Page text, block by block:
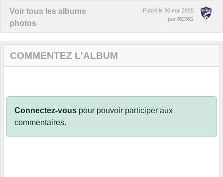
Voir tous les albums
photos
Publié le 30 mai 2025
par RCRG
COMMENTEZ L'ALBUM
Connectez-vous pour pouvoir participer aux
commentaires.